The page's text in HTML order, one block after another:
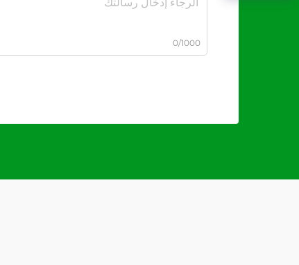
0/1000